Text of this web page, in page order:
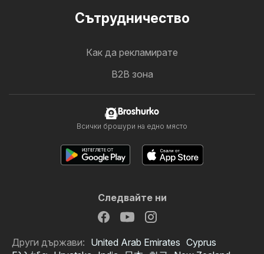
Cътрудничество
Как да рекламирате
B2B зона
Broshurko
Всички брошури на едно място
Следвайте ни
Други държави: United Arab Emirates Cyprus